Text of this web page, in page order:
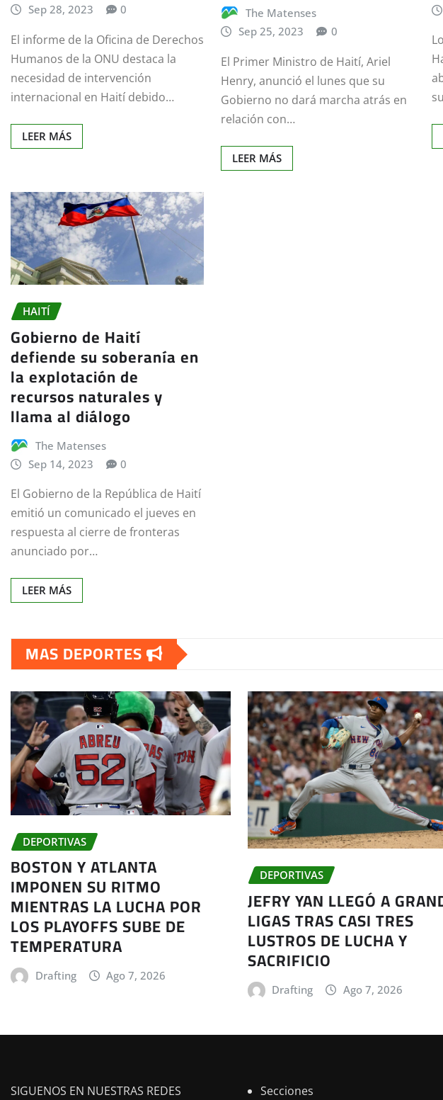
Sep 28, 2023
0
El informe de la Oficina de Derechos
Humanos de la ONU destaca la
necesidad de intervención
internacional en Haití debido…
LEER MÁS
The Matenses
Sep 25, 2023
0
El Primer Ministro de Haití, Ariel
Henry, anunció el lunes que su
Gobierno no dará marcha atrás en
relación con…
LEER MÁS
HAITÍ
Gobierno de Haití
defiende su soberanía en
la explotación de
recursos naturales y
llama al diálogo
The Matenses
Sep 14, 2023
0
El Gobierno de la República de Haití
emitió un comunicado el jueves en
respuesta al cierre de fronteras
anunciado por…
LEER MÁS
MAS DEPORTES
DEPORTIVAS
BOSTON Y ATLANTA
IMPONEN SU RITMO
MIENTRAS LA LUCHA POR
LOS PLAYOFFS SUBE DE
TEMPERATURA
Drafting Ago 7, 2026
DEPORTIVAS
JEFRY YAN LLEGÓ A
LIGAS TRAS CASI TRES
LUSTROS DE LUCHA Y
SACRIFICIO
Drafting Ago 7, 2026
SIGUENOS EN NUESTRAS REDES Secciones